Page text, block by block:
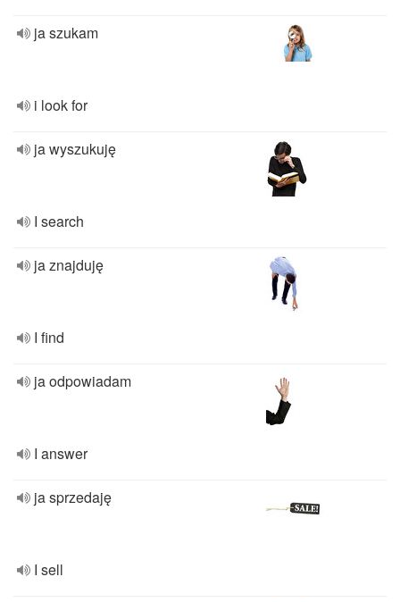
ja szukam
i look for
ja wyszukuję
I search
ja znajduję
I find
ja odpowiadam
I answer
ja sprzedaję
I sell